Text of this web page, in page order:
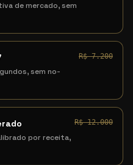
de mercado, sem
sem no-
R$ 7.200
por receita,
R$ 12.000